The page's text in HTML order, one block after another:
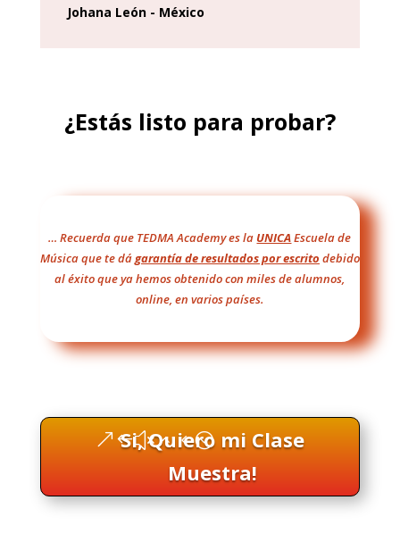
Johana León - México
¿Estás listo para probar?
… Recuerda que TEDMA Academy es la UNICAEscuela de
Música que te dágarantía de resultados por escrito debido
al éxito que ya hemos obtenido con miles de alumnos,
online, en varios países.
Si, Quiero mi Clase
Muestra!